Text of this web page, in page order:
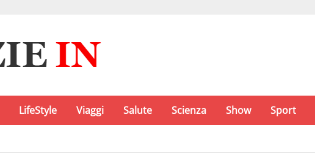
LifeStyle Viaggi Salute Scienza Show Sport